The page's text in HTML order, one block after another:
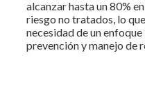
alcanzar hasta un 80%
riesgo no tratados, lo
necesidad de un
prevención y manejo de